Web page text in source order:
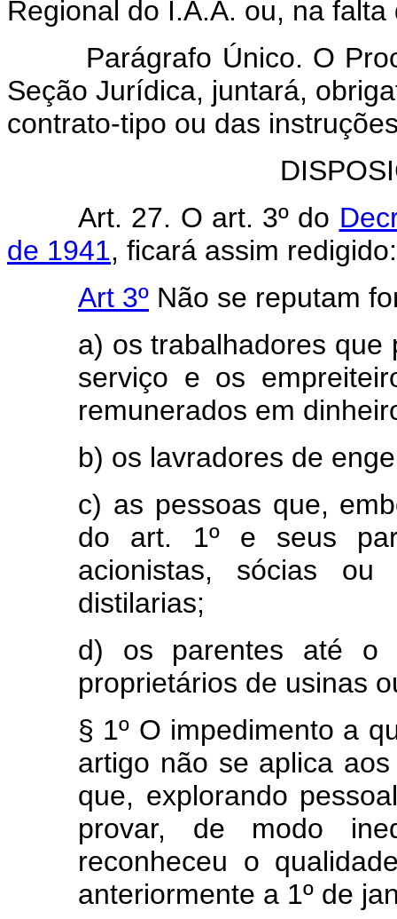
Regional do I.A.A. ou, na
Parágrafo Único. O
Seção Jurídica, juntará,
contrato-tipo ou das
Art. 27. O art. 3º do
de 1941, ficará assim redigido:
Art 3º Não se reputam
a) os trabalhadores que
serviço e os
remunerados em
b) os lavradores de
c) as pessoas que,
do art. 1º e seus
acionistas, sócias
distilarias;
d) os parentes até o
proprietários de usinas
§ 1º O impedimento a
artigo não se aplica
que, explorando
provar, de modo
reconheceu o
anteriormente a 1º de